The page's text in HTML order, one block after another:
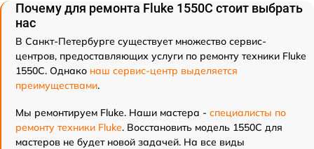
Почему для ремонта Fluke 1550C стоит выбрать
нас
В Санкт-Петербурге существует множество сервис-
центров, предоставляющих услуги по ремонту техники Fluke
1550C. Однако наш сервис-центр выделяется
преимуществами.
Мы ремонтируем Fluke. Наши мастера - специалисты по
ремонту техники Fluke. Восстановить модель 1550C для
мастеров не будет новой задачей. На все виды